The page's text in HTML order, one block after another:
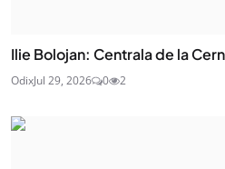
Ilie Bolojan: Centrala de la
OdixJul 29, 2026 0 2